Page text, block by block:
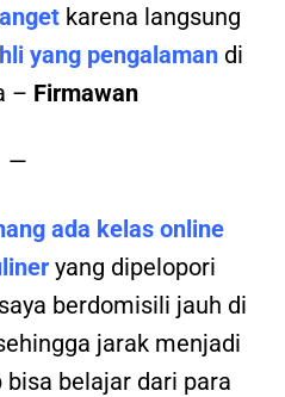
karena langsung
yang pengalaman di
– Firmawan
—
ada kelas online
yang dipelopori
berdomisili jauh di
jarak menjadi
belajar dari para